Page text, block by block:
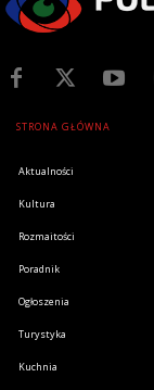
STRONA GŁÓWNA
Aktualności
Kultura
Rozmaitości
Poradnik
Ogłoszenia
Turystyka
Kuchnia